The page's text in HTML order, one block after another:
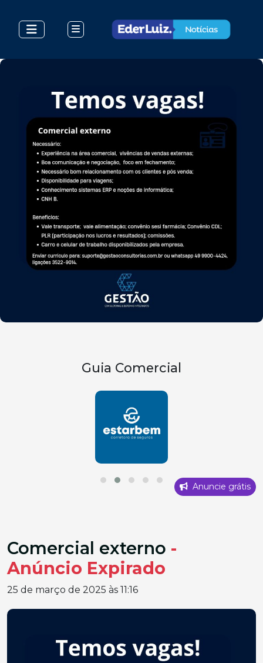
Guia Comercial
Anuncie grátis
Comercial externo -
Anúncio Expirado
25 de março de 2025 às 11:16